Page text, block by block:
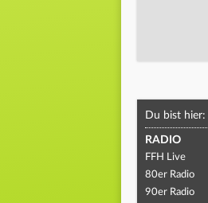
Du bist hier:
RADIO
FFH Live
80er Radio
90er Radio